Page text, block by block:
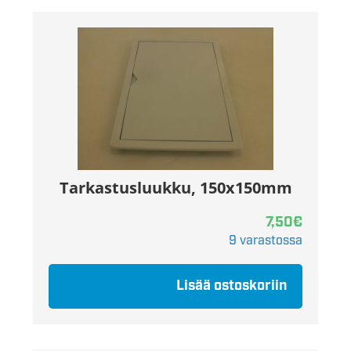
Tarkastusluukku, 150x150mm
7,50€
9 varastossa
Lisää ostoskoriin